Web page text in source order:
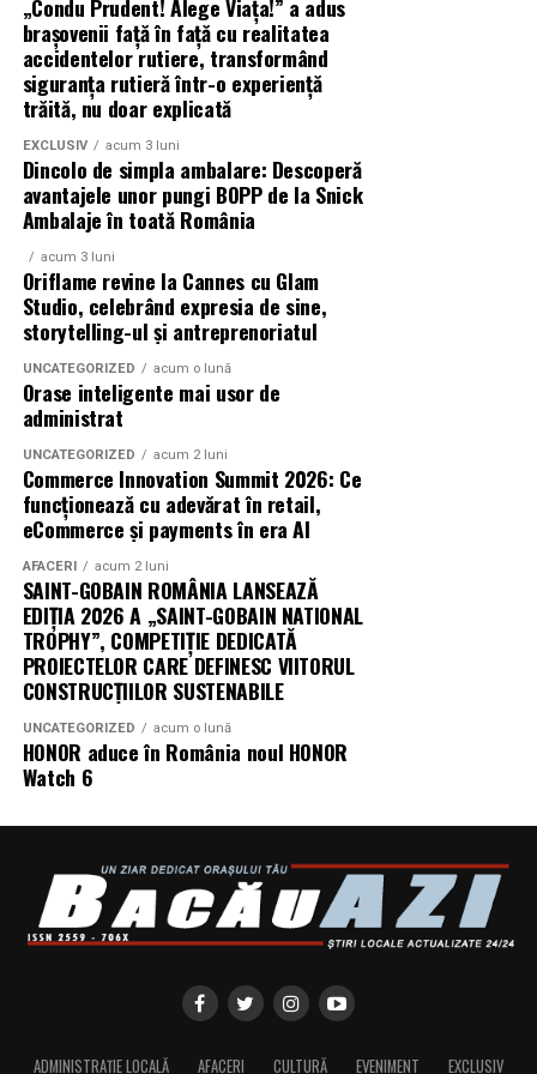
Azaleea Necula și Gabriel Vatavu.
O comedie actuală și spumoasă, filmul
mea”este distribuit de T.R.I.B.E. Films.
TRAILER: https://bit.ly/InPieleaMea
Site oficial:inpieleamea.ro
film, declarații din partea actorilor și informații despre
concursuri sunt disponibile pe paginile social media ale
filmului deFacebook,Instagram,TikTok
Adrian Pădurețu semnează imaginea filmului. De sunet
s-a ocupat Bogdan Ivanovici, de scenografie Anca
„În Pielea Mea”este un film produs de: CB MOTION
PICTURES.
Producător asociat: MAGNETIC MEDIA PRODUCTIONS
Producător: Claudiu Boboc
Producător executiv: Adela Mara
Manager producție: Iulia Cezara Roșu
Casting: ELEPHANT MEDIA
Co-finanțatori:
C&C HOUSE RESIDENCE, S&I BEST
CORPORATION WEB DESIGN, CLIMA FREON
IMAMED; OMV PETROM; MIKO BEAUTY PALACE;
ȘERBAN & ASOCIAȚII; ESTEEM BODY SCULPT & SPA;
PIZZERIA VOLARE; MERLIN’S; DOWNTOWN FITNESS
„Condu Prudent! Alege Viața!” a adus
brașovenii față în față cu realitatea
accidentelor rutiere, transformând
siguranța rutieră într-o experiență
trăită, nu doar explicată
EXCLUSIV acum 3 luni
Dincolo de simpla ambalare: Descoperă
avantajele unor pungi BOPP de la Snick
Ambalaje în toată România
acum 3 luni
Oriflame revine la Cannes cu Glam
Studio, celebrând expresia de sine,
storytelling-ul și antreprenoriatul
UNCATEGORIZED acum o lună
Orase inteligente mai usor de
administrat
UNCATEGORIZED acum 2 luni
Commerce Innovation Summit 2026: Ce
funcționează cu adevărat în retail,
eCommerce și payments în era AI
AFACERI acum 2 luni
SAINT-GOBAIN ROMÂNIA LANSEAZĂ
EDIȚIA 2026 A „SAINT-GOBAIN NATIONAL
TROPHY”, COMPETIȚIE DEDICATĂ
PROIECTELOR CARE DEFINESC VIITORUL
CONSTRUCȚIILOR SUSTENABILE
UNCATEGORIZED acum o lună
HONOR aduce în România noul HONOR
Watch 6
ADMINISTRAȚIE LOCALĂ AFACERI CULTURĂ EVENIMENT EXCLUSIV